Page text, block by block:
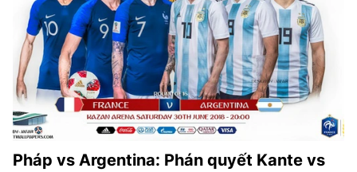
Pháp vs Argentina: Phán quyết Kante vs